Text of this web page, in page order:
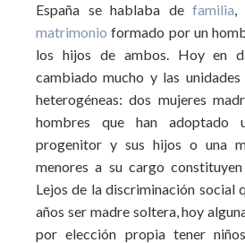
España se hablaba de familia,
matrimonio formado por un
los hijos de ambos. Hoy en
cambiado mucho y las
heterogéneas: dos mujeres
hombres que han adoptado
progenitor y sus hijos o una
menores a su cargo
Lejos de la discriminación social
años ser madre soltera, hoy
por elección propia tener